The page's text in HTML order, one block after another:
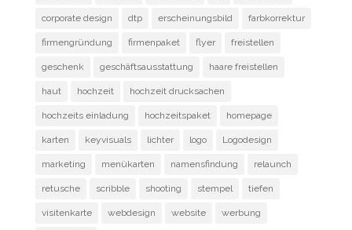
corporate design dtp erscheinungsbild farbkorrektur
firmengründung firmenpaket flyer freistellen
geschenk geschäftsausstattung haare freistellen
haut hochzeit hochzeit drucksachen
hochzeits einladung hochzeitspaket homepage
karten keyvisuals lichter logo Logodesign
marketing menükarten namensfindung relaunch
retusche scribble shooting stempel tiefen
visitenkarte webdesign website werbung